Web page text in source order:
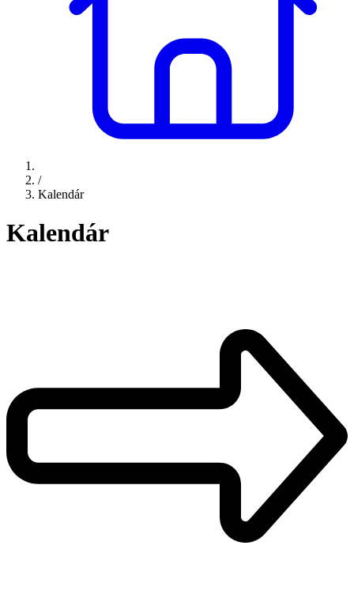
/
Kalendár
Kalendár